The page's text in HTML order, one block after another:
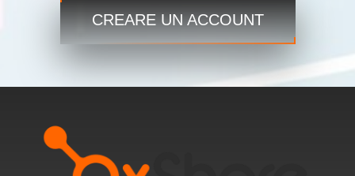
CREARE UN ACCOUNT